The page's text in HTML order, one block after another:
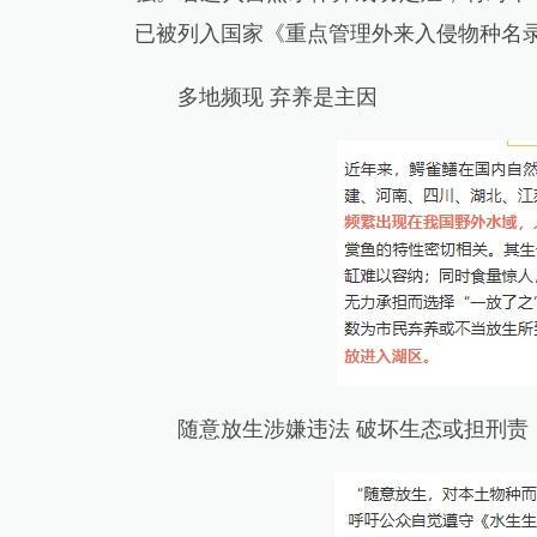
已被列入国家《重点管理外来入侵物种名
多地频现 弃养是主因
随意放生涉嫌违法 破坏生态或担刑责